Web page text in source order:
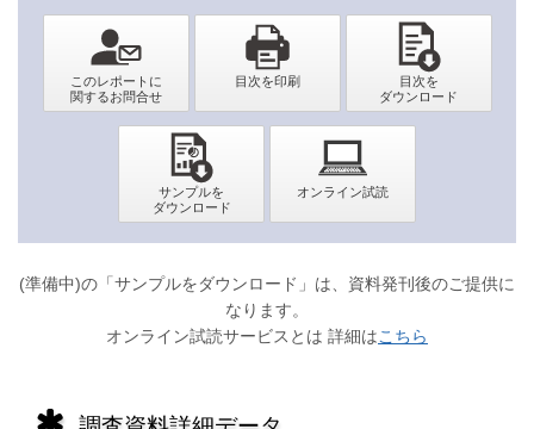
(準備中)の「サンプルをダウンロード」は、資料発刊後のご提供に
なります。
オンライン試読サービスとは 詳細はこちら